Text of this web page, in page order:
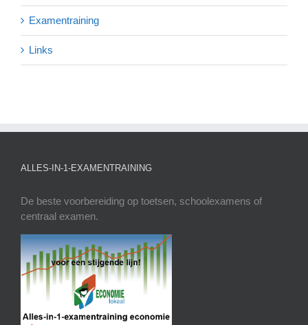
Examentraining
Links
ALLES-IN-1-EXAMENTRAINING
De beste voorbereiding op toetsen, schoolexamens of
centraal examen.